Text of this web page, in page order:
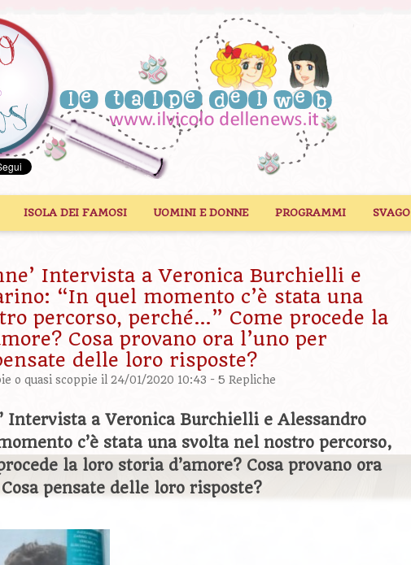
ISOLA DEI FAMOSI UOMINI E DONNE PROGRAMMI SVAGO
Intervista a Veronica Burchielli e
“In quel momento c’è stata una
percorso, perché…” Come procede la
Cosa provano ora l’uno per
delle loro risposte?
o quasi scoppie il 24/01/2020 10:43 - 5 Repliche
Intervista a Veronica Burchielli e Alessandro
c’è stata una svolta nel nostro percorso,
la loro storia d’amore? Cosa provano ora
pensate delle loro risposte?